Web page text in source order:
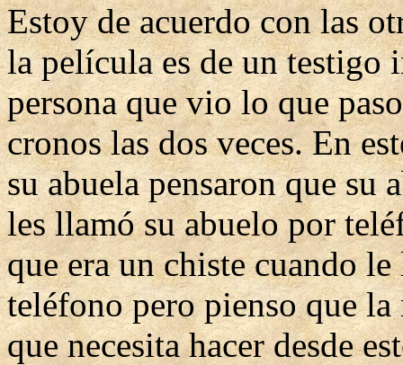
Estoy de acuerdo con las
la película es de un testigo
persona que vio lo que
cronos las dos veces. En
su abuela pensaron que su
les llamó su abuelo por
que era un chiste cuando
teléfono pero pienso que
que necesita hacer desde